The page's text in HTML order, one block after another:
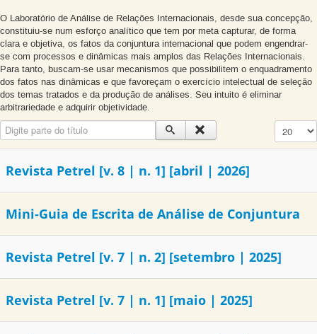
O Laboratório de Análise de Relações Internacionais, desde sua concepção,
constituiu-se num esforço analítico que tem por meta capturar, de forma
clara e objetiva, os fatos da conjuntura internacional que podem engendrar-
se com processos e dinâmicas mais amplos das Relações Internacionais.
Para tanto, buscam-se usar mecanismos que possibilitem o enquadramento
dos fatos nas dinâmicas e que favoreçam o exercício intelectual de seleção
dos temas tratados e da produção de análises. Seu intuito é eliminar
arbitrariedade e adquirir objetividade.
Digite parte do título
Exibir #
Revista Petrel [v. 8 | n. 1] [abril | 2026]
Mini-Guia de Escrita de Análise de Conjuntura
Revista Petrel [v. 7 | n. 2] [setembro | 2025]
Revista Petrel [v. 7 | n. 1] [maio | 2025]